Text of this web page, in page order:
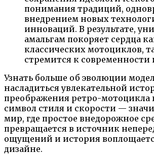
понимания традиций,
внедрением новых
инноваций. В результате,
амальгам покоряет сердца
классических мотоциклов,
стремится к современности
Узнать больше об эволюции
насладиться увлекательной
преображения ретро-мотоцикла
символ стиля и скорости —
мир, где простое внедорожное
превращается в источник
ощущений и история
дизайне.